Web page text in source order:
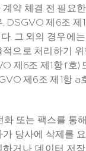
약 체결 전 필요
DSGVO 제6조 제
. 그 외의 경우에
으로 처리하기
제6조 제1항 f호)
제6조 제1항 a
화 또는 팩스를 통
당사에 삭제를
거나, 데이터 저